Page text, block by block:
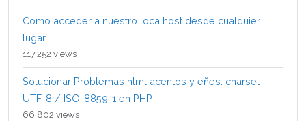
Como acceder a nuestro localhost desde cualquier
lugar
117,252 views
Solucionar Problemas html acentos y eñes: charset
UTF-8 / ISO-8859-1 en PHP
66,802 views